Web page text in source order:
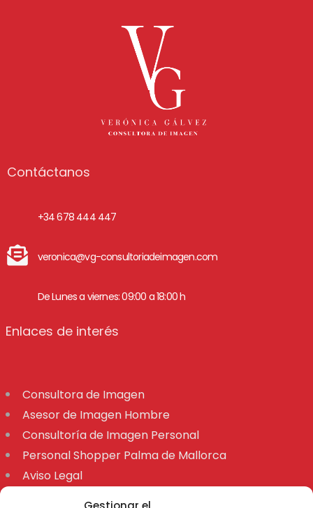
Contáctanos
+34 678 444 447
veronica@vg-consultoriadeimagen.com
De Lunes a viernes: 09:00 a 18:00 h
Enlaces de interés
Consultora de Imagen
Asesor de Imagen Hombre
Consultoría de Imagen Personal
Personal Shopper Palma de Mallorca
Aviso Legal